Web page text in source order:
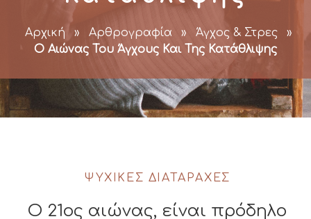
Αρχική » Αρθρογραφία » Άγχος & Στρες
»
Ο Αιώνας Του Άγχους Και Της Κατάθλιψης
ΨΥΧΙΚΈΣ ΔΙΑΤΑΡΑΧΈΣ
Ο 21ος αιώνας, είναι πρόδηλο